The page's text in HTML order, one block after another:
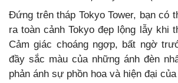
Đứng trên tháp Tokyo Tower, bạn có
ra toàn cảnh Tokyo đẹp lộng lẫy khi
Cảm giác choáng ngợp, bất ngờ
đầy sắc màu của những ánh đèn
phản ánh sự phồn hoa và hiện đại